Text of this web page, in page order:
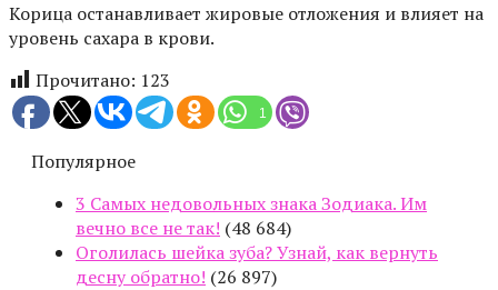
Корица останавливает жировые отложения и влияет на
уровень сахара в крови.
Прочитано: 123
1
Популярное
3 Самых недовольных знака Зодиака. Им
вечно все не так! (48 684)
Оголилась шейка зуба? Узнай, как вернуть
десну обратно! (26 897)